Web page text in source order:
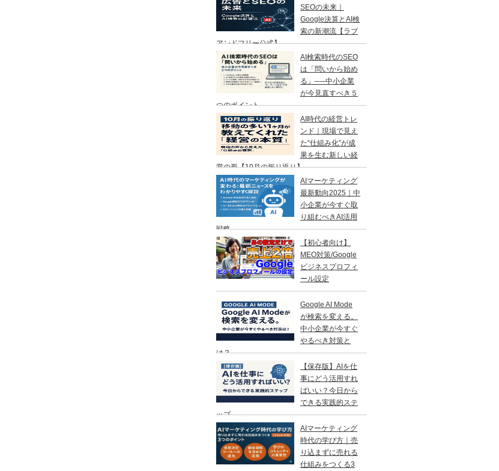
SEOの未来｜
Google決算とAI検
索の新潮流【ラブ
アンドフリー公式】
AI検索時代のSEO
は「問いから始め
る」──中小企業
が今見直すべき５
つのポイント
AI時代の経営トレ
ンド｜現場で見え
た“仕組み化”が成
果を生む新しい経
営の形【10月の振り返り】
AIマーケティング
最新動向2025｜中
小企業が今すぐ取
り組むべきAI活用
戦略
【初心者向け】
MEO対策/Google
ビジネスプロフィ
ール設定
Google AI Mode
が検索を変える。
中小企業が今すぐ
やるべき対策と
は？
【保存版】AIを仕
事にどう活用すれ
ばいい？今日から
できる実践的ステ
ップ
AIマーケティング
時代の学び方｜売
り込まずに売れる
仕組みをつくる3